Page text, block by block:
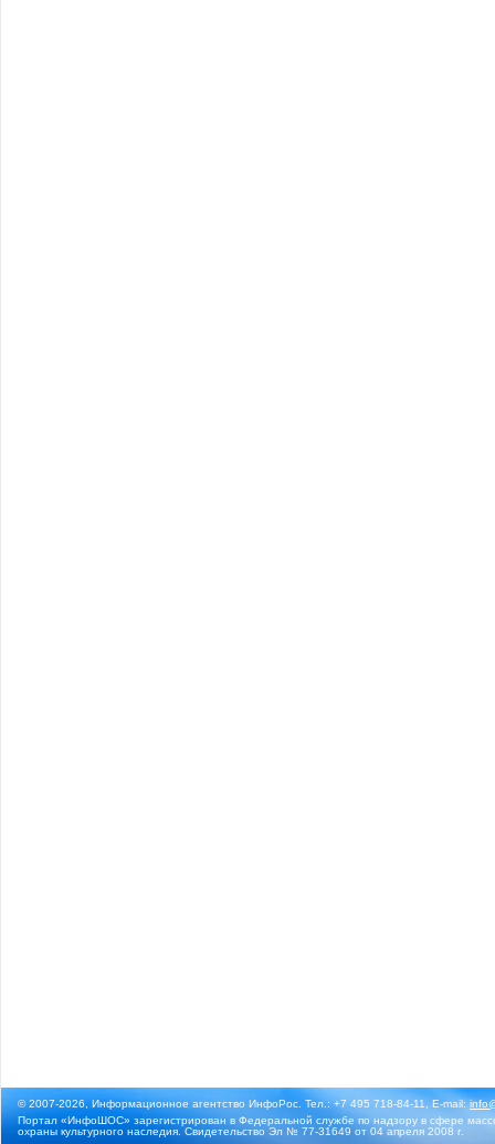
© 2007-2026, Информационное агентство ИнфоРос. Тел.: +7 495 718-84-11, E-mail:
Портал «ИнфоШОС» зарегистрирован в Федеральной службе по надзору в сфере
охраны культурного наследия. Свидетельство Эл № 77-31649 от 04 апреля 2008 г.